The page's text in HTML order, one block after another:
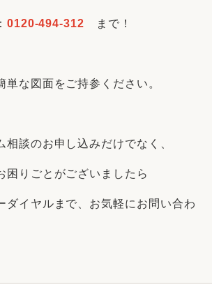
0120-494-312 まで！
単な図面をご持参ください。
相談のお申し込みだけでなく、
困りごとがございましたら
ダイヤルまで、お気軽にお問い合わ